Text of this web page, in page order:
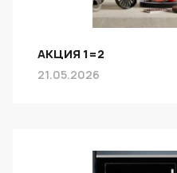
АКЦИЯ 1=2
21.05.2026